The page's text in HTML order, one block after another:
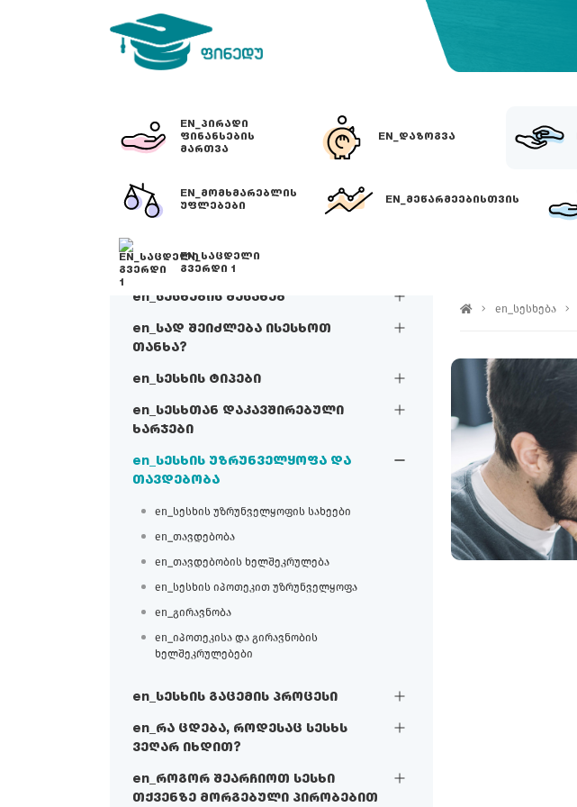
EN_ᲞᲘᲠᲐᲓᲘ
ᲤᲘᲜᲐᲜᲡᲔᲑᲘᲡ
ᲛᲐᲠᲗᲕᲐ
EN_ᲓᲐᲖᲝᲒᲕᲐ
EN_ᲛᲝᲛᲮᲛᲐᲠᲔᲑᲚᲘᲡ
ᲣᲤᲚᲔᲑᲔᲑᲘ
EN_ᲛᲔᲬᲐᲠᲛᲔᲔᲑᲘᲡᲗᲕᲘᲡ
EN_ᲡᲐᲪᲓᲔᲚᲘ
ᲒᲕᲔᲠᲓᲘ 1
en_სესხების შესახებ
en_სად შეიძლება ისესხოთ
თანხა?
en_სესხის ტიპები
en_სესხთან დაკავშირებული
ხარჯები
en_სესხის უზრუნველყოფა და
თავდებობა
en_სესხის უზრუნველყოფის სახეები
en_თავდებობა
en_თავდებობის ხელშეკრულება
en_სესხის იპოთეკით უზრუნველყოფა
en_გირავნობა
en_იპოთეკისა და გირავნობის
ხელშეკრულებები
en_სესხის გაცემის პროცესი
en_რა ცდება, როდესაც სესხს
ვეღარ იხდით?
en_როგორ შეარჩიოთ სესხი
თქვენზე მორგებული პირობებით
en_სესხება